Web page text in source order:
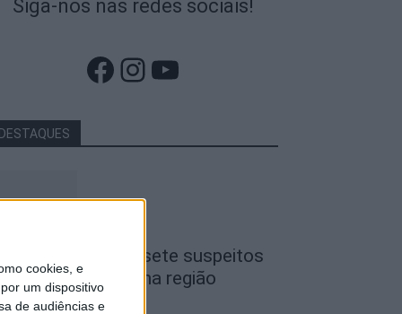
cookies, e
um dispositivo
de audiências e
Siga-nos nas redes sociais!
Facebook
Instagram
YouTube
GNR detém sete suspeitos
furto de cobre na região
Agosto, 2026